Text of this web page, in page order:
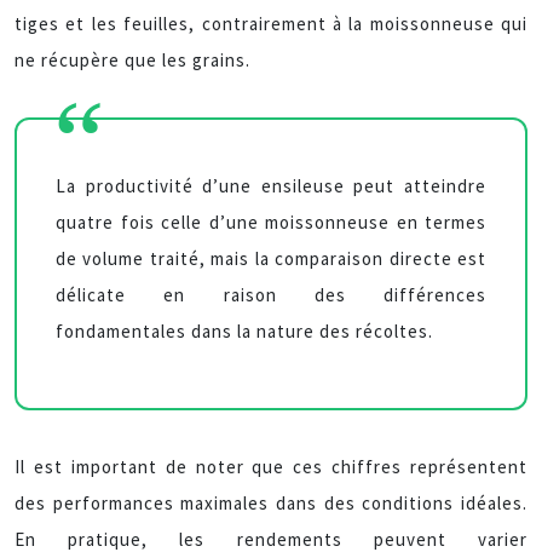
tiges et les feuilles, contrairement à la moissonneuse qui
ne récupère que les grains.
La productivité d’une ensileuse peut atteindre
quatre fois celle d’une moissonneuse en termes
de volume traité, mais la comparaison directe est
délicate en raison des différences
fondamentales dans la nature des récoltes.
Il est important de noter que ces chiffres représentent
des performances maximales dans des conditions idéales.
En pratique, les rendements peuvent varier